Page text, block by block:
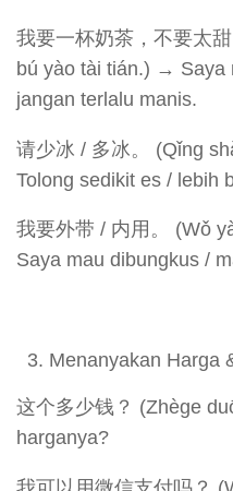
我要一杯奶茶，不要太
bú yào tài tián.) → Saya
jangan terlalu manis.
请少冰 / 多冰。 (Qǐng
Tolong sedikit es / lebih
我要外带 / 内用。 (Wǒ
Saya mau dibungkus /
Menanyakan Harga
这个多少钱？ (Zhège
harganya?